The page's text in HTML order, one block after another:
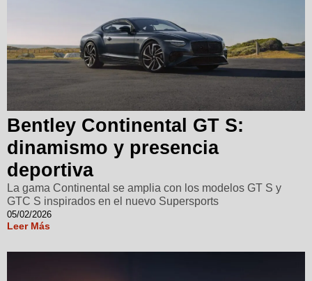
Bentley Continental GT S:
dinamismo y presencia
deportiva
La gama Continental se amplia con los modelos GT S y
GTC S inspirados en el nuevo Supersports
05/02/2026
Leer Más